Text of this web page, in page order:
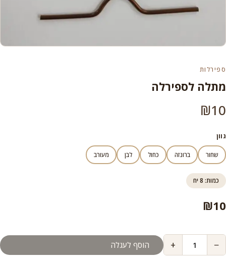
ספירלות
מתלה לספירלה
₪10
גוון
שחור ברונזה כחול לבן מעורב
כמות: 8 יח
₪10
−
+ הוסף לעגלה